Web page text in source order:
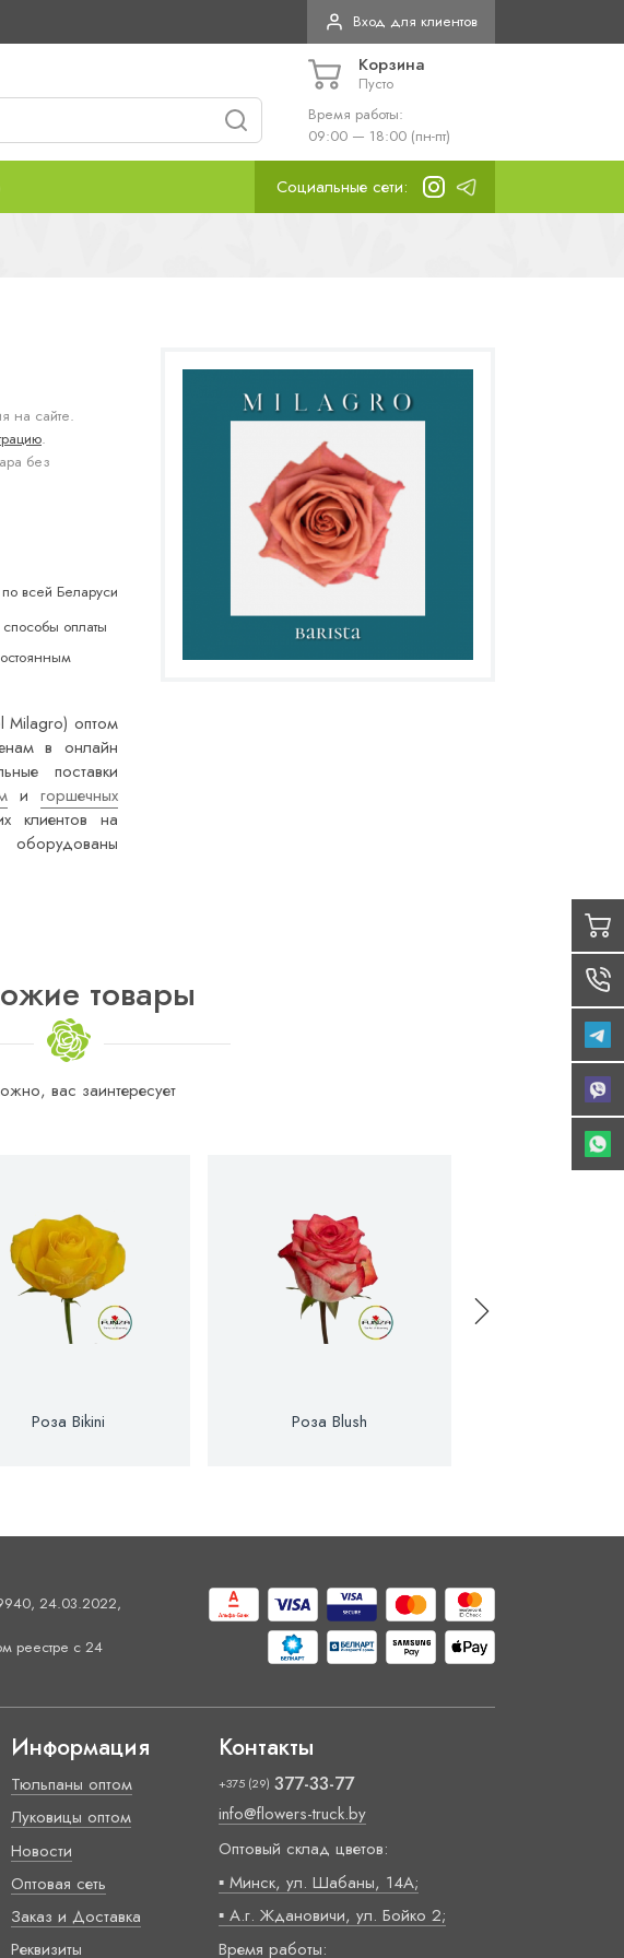
Вход для клиентов
Корзина
Пусто
Время работы:
09:00 — 18:00 (пн-пт)
Социальные сети:
на сайте.
.
без
по всей Беларуси
оплаты
Milagro) оптом
в онлайн
поставки
игоршечных
клиентов на
товары
вас заинтересует
Роза Bikini Роза Blush
24.03.2022,
реестре с 24
Информация
Тюльпаны оптом
Луковицы оптом
Новости
Оптовая сеть
Заказ и Доставка
Реквизиты
Контакты
+375 (29) 377-33-77
info@flowers-truck.by
Оптовый склад цветов:
▪ Минск, ул. Шабаны, 14А;
▪ А.г. Ждановичи, ул. Бойко 2;
Время работы: